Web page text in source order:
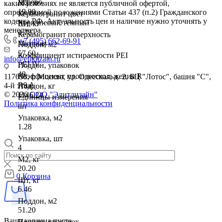
М2, кг
19.90
Шт, кг
4.78
Поддон, м2
57.60
Поддон, упаковок
48
Поддон, кг
1146.24
Дерево
Керамогранит цвет
Коричневый тёмный
Керамогранит поверхность
Матовая
Коэффициент истираемости PEI
PEI IV
Коэффициент противоскольжения R
R9 A
Единицы измерения
шт
Упаковка, м2
1.28
Упаковка, шт
4
М2, кг
20.20
Шт, кг
6.46
Поддон, м2
51.20
каких условиях не является публичной офертой,
определяемой положениями Статьи 437 (п.2) Гражданского
кодекса РФ. Актуальность цен и наличие нужно уточнять у
менеджера.
+7 (495) 662-69-91
info@elitdizain.ru
117638, г. Москва, ул. Одесская, д. 2, БЦ "Лотос", башня "С",
4-й этаж
© 2026ООО "Элитдизайн"
Политика конфиденциальности
0 Корзина